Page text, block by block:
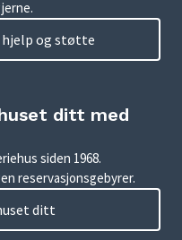
hjelp og støtte
ditt med
siden 1968.
reservasjonsgebyrer.
ditt